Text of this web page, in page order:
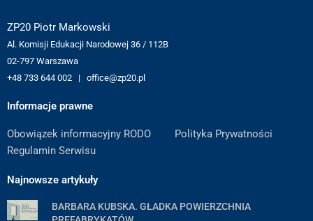
ZP20 Piotr Markowski
Al. Komisji Edukacji Narodowej 36 / 112B
02-797 Warszawa
+48 733 644 002 | office@zp20.pl
Informacje prawne
Obowiązek informacyjny RODO
Polityka Prywatności
Regulamin Serwisu
Najnowsze artykuły
BARBARA KUBSKA. GŁADKA POWIERZCHNIA